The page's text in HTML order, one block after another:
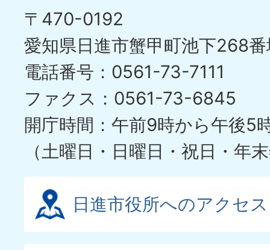
〒470-0192
愛知県日進市蟹甲町池下268
電話番号：0561-73-7111
ファクス：0561-73-6845
開庁時間：午前9時から午後5
（土曜日・日曜日・祝日・年
日進市役所へのアクセス